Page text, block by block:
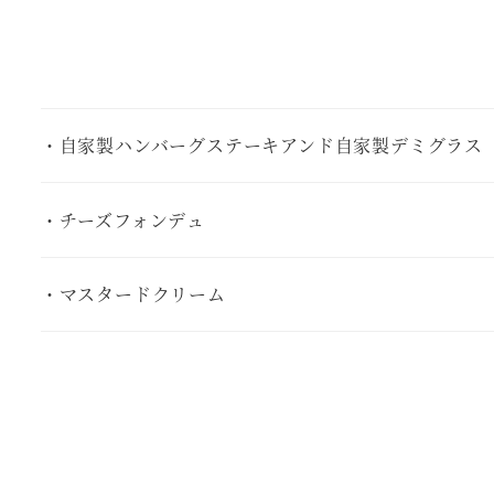
・自家製ハンバーグステーキアンド自家製デミグラ
・チーズフォンデュ
・マスタードクリーム